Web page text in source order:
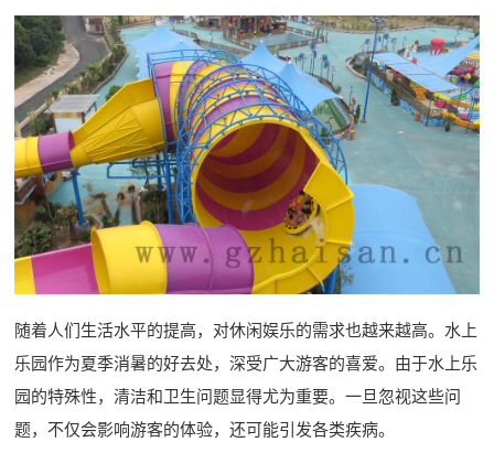
随着人们生活水平的提高，对休闲娱乐的需求也越来越高。水上
乐园作为夏季消暑的好去处，深受广大游客的喜爱。由于水上乐
园的特殊性，清洁和卫生问题显得尤为重要。一旦忽视这些问
题，不仅会影响游客的体验，还可能引发各类疾病。